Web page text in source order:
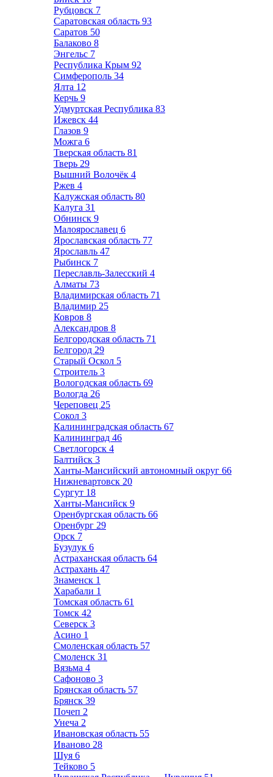
Рубцовск 7
Саратовская область 93
Саратов 50
Балаково 8
Энгельс 7
Республика Крым 92
Симферополь 34
Ялта 12
Керчь 9
Удмуртская Республика 83
Ижевск 44
Глазов 9
Можга 6
Тверская область 81
Тверь 29
Вышний Волочёк 4
Ржев 4
Калужская область 80
Калуга 31
Обнинск 9
Малоярославец 6
Ярославская область 77
Ярославль 47
Рыбинск 7
Переславль-Залесский 4
Алматы 73
Владимирская область 71
Владимир 25
Ковров 8
Александров 8
Белгородская область 71
Белгород 29
Старый Оскол 5
Строитель 3
Вологодская область 69
Вологда 26
Череповец 25
Сокол 3
Калининградская область 67
Калининград 46
Светлогорск 4
Балтийск 3
Ханты-Мансийский автономный округ 66
Нижневартовск 20
Сургут 18
Ханты-Мансийск 9
Оренбургская область 66
Оренбург 29
Орск 7
Бузулук 6
Астраханская область 64
Астрахань 47
Знаменск 1
Харабали 1
Томская область 61
Томск 42
Северск 3
Асино 1
Смоленская область 57
Смоленск 31
Вязьма 4
Сафоново 3
Брянская область 57
Брянск 39
Почеп 2
Унеча 2
Ивановская область 55
Иваново 28
Шуя 6
Тейково 5